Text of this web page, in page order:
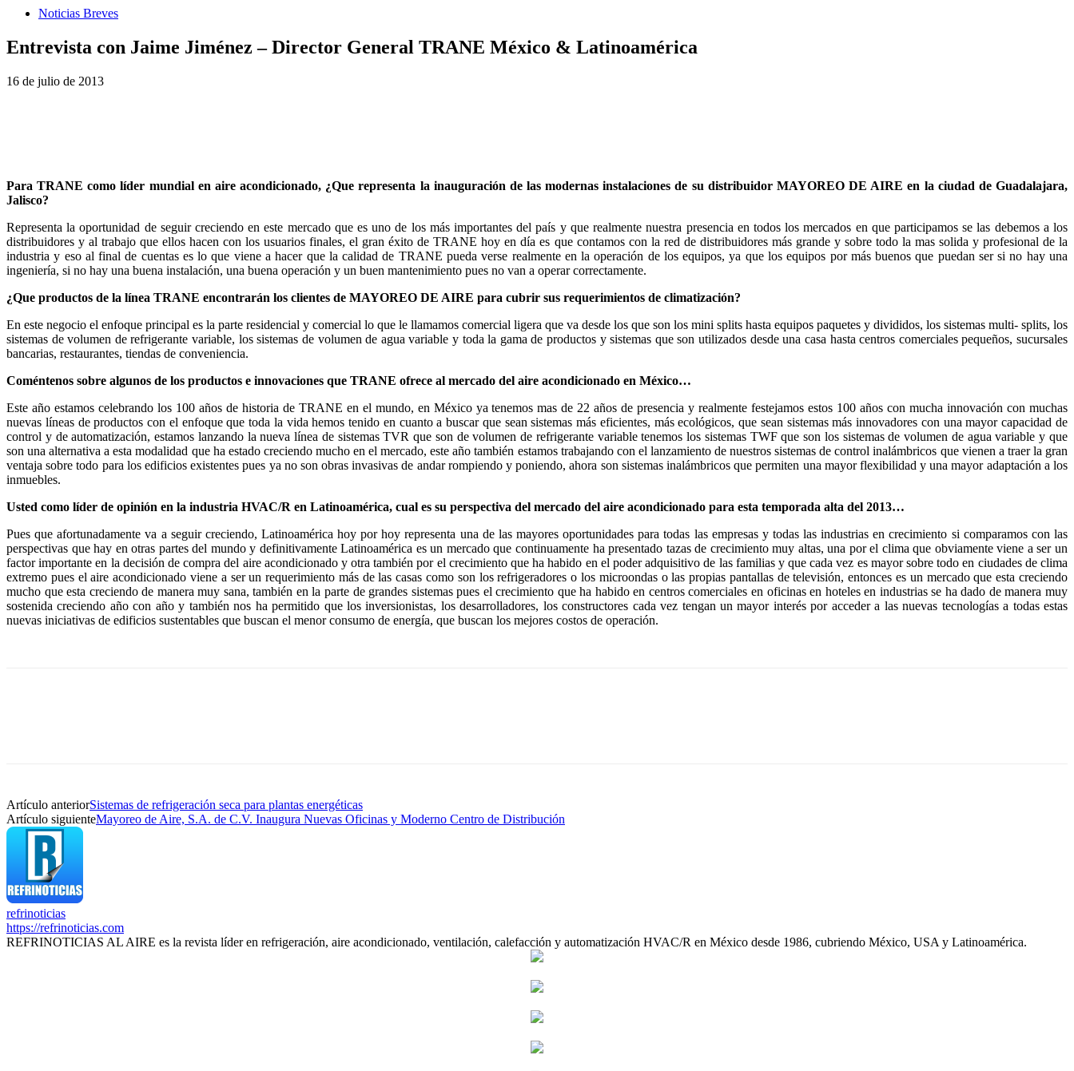
Noticias Breves
Entrevista con Jaime Jiménez – Director General TRANE México & Latinoamérica
16 de julio de 2013
Para TRANE como líder mundial en aire acondicionado, ¿Que representa la inauguración de las modernas instalaciones de su distribuidor MAYOREO DE AIRE en la ciudad de Guadalajara,
Jalisco?
Representa la oportunidad de seguir creciendo en este mercado que es uno de los más importantes del país y que realmente nuestra presencia en todos los mercados en que participamos se las debemos a los
distribuidores y al trabajo que ellos hacen con los usuarios finales, el gran éxito de TRANE hoy en día es que contamos con la red de distribuidores más grande y sobre todo la mas solida y profesional de la
industria y eso al final de cuentas es lo que viene a hacer que la calidad de TRANE pueda verse realmente en la operación de los equipos, ya que los equipos por más buenos que puedan ser si no hay una
ingeniería, si no hay una buena instalación, una buena operación y un buen mantenimiento pues no van a operar correctamente.
¿Que productos de la línea TRANE encontrarán los clientes de MAYOREO DE AIRE para cubrir sus requerimientos de climatización?
En este negocio el enfoque principal es la parte residencial y comercial lo que le llamamos comercial ligera que va desde los que son los mini splits hasta equipos paquetes y divididos, los sistemas multi- splits, los
sistemas de volumen de refrigerante variable, los sistemas de volumen de agua variable y toda la gama de productos y sistemas que son utilizados desde una casa hasta centros comerciales pequeños, sucursales
bancarias, restaurantes, tiendas de conveniencia.
Coméntenos sobre algunos de los productos e innovaciones que TRANE ofrece al mercado del aire acondicionado en México…
Este año estamos celebrando los 100 años de historia de TRANE en el mundo, en México ya tenemos mas de 22 años de presencia y realmente festejamos estos 100 años con mucha innovación con muchas
nuevas líneas de productos con el enfoque que toda la vida hemos tenido en cuanto a buscar que sean sistemas más eficientes, más ecológicos, que sean sistemas más innovadores con una mayor capacidad de
control y de automatización, estamos lanzando la nueva línea de sistemas TVR que son de volumen de refrigerante variable tenemos los sistemas TWF que son los sistemas de volumen de agua variable y que
son una alternativa a esta modalidad que ha estado creciendo mucho en el mercado, este año también estamos trabajando con el lanzamiento de nuestros sistemas de control inalámbricos que vienen a traer la gran
ventaja sobre todo para los edificios existentes pues ya no son obras invasivas de andar rompiendo y poniendo, ahora son sistemas inalámbricos que permiten una mayor flexibilidad y una mayor adaptación a los
inmuebles.
Usted como líder de opinión en la industria HVAC/R en Latinoamérica, cual es su perspectiva del mercado del aire acondicionado para esta temporada alta del 2013…
Pues que afortunadamente va a seguir creciendo, Latinoamérica hoy por hoy representa una de las mayores oportunidades para todas las empresas y todas las industrias en crecimiento si comparamos con las
perspectivas que hay en otras partes del mundo y definitivamente Latinoamérica es un mercado que continuamente ha presentado tazas de crecimiento muy altas, una por el clima que obviamente viene a ser un
factor importante en la decisión de compra del aire acondicionado y otra también por el crecimiento que ha habido en el poder adquisitivo de las familias y que cada vez es mayor sobre todo en ciudades de clima
extremo pues el aire acondicionado viene a ser un requerimiento más de las casas como son los refrigeradores o los microondas o las propias pantallas de televisión, entonces es un mercado que esta creciendo
mucho que esta creciendo de manera muy sana, también en la parte de grandes sistemas pues el crecimiento que ha habido en centros comerciales en oficinas en hoteles en industrias se ha dado de manera muy
sostenida creciendo año con año y también nos ha permitido que los inversionistas, los desarrolladores, los constructores cada vez tengan un mayor interés por acceder a las nuevas tecnologías a todas estas
nuevas iniciativas de edificios sustentables que buscan el menor consumo de energía, que buscan los mejores costos de operación.
Artículo anteriorSistemas de refrigeración seca para plantas energéticas
Artículo siguienteMayoreo de Aire, S.A. de C.V. Inaugura Nuevas Oficinas y Moderno Centro de Distribución
refrinoticias
https://refrinoticias.com
REFRINOTICIAS AL AIRE es la revista líder en refrigeración, aire acondicionado, ventilación, calefacción y automatización HVAC/R en México desde 1986, cubriendo México, USA y Latinoamérica.